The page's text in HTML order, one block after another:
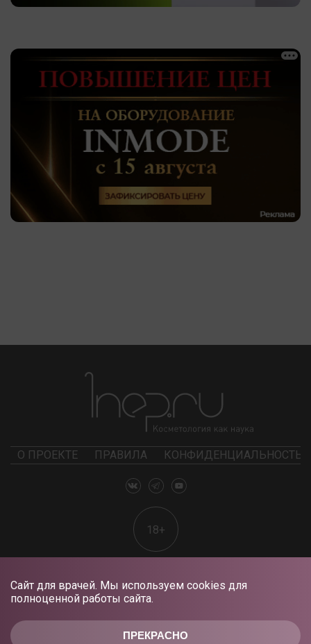
ПРЕКРАСНО
Сайт для врачей. Мы используем cookies для
полноценной работы сайта.
О ПРОЕКТЕ ПРАВИЛА КОНФИДЕНЦИАЛЬНОСТЬ
18+